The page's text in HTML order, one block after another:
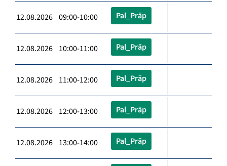
12.08.2026 09:00-10:00 Pal_Präp
12.08.2026 10:00-11:00 Pal_Präp
12.08.2026 11:00-12:00 Pal_Präp
12.08.2026 12:00-13:00 Pal_Präp
12.08.2026 13:00-14:00 Pal_Präp